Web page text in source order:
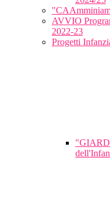
AVVIO
2022-23
Progetti